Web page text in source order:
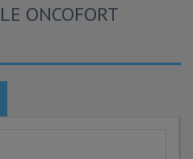
ONCOFORT